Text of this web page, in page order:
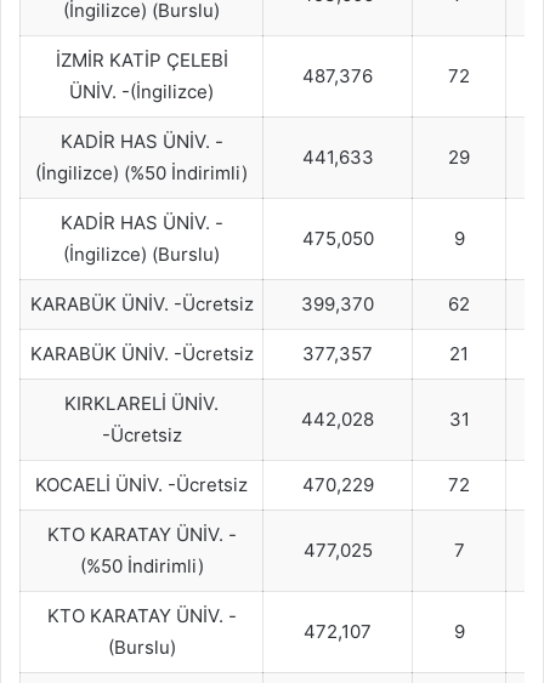
(İngilizce) (Burslu)
İZMİR KATİP ÇELEBİ
ÜNİV. -(İngilizce)
487,376 72
KADİR HAS ÜNİV. -
(İngilizce) (%50 İndirimli)
441,633 29
KADİR HAS ÜNİV. -
(İngilizce) (Burslu)
475,050 9
KARABÜK ÜNİV. -Ücretsiz 399,370 62
KARABÜK ÜNİV. -Ücretsiz 377,357 21
KIRKLARELİ ÜNİV.
-Ücretsiz
442,028 31
KOCAELİ ÜNİV. -Ücretsiz 470,229 72
KTO KARATAY ÜNİV. -
(%50 İndirimli)
477,025 7
KTO KARATAY ÜNİV. -
(Burslu)
472,107 9